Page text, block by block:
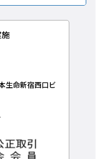
生命新宿西口ビ